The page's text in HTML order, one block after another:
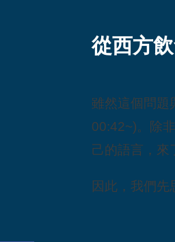
從西方
雖然這個問題
00:42~)。除
己的語言，來
因此，我們